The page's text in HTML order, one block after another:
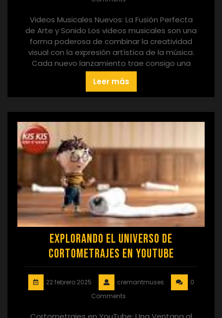
Videos Musicales Nuevos: La Fusión Perfecta
de Arte y Sonido Los videos musicales son una
forma poderosa de combinar la creatividad
visual con la expresión artística de la música.
Cada nuevo lanzamiento trae consigo una
Leer más
Explorando el Universo de
Cortometrajes en YouTube
22 febrero 2025 cremantmuses
0
Comments